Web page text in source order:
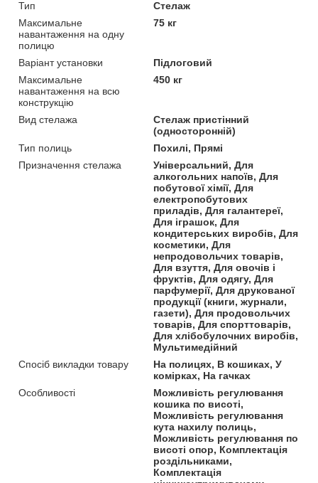
Тип
Стелаж
Максимальне
навантаження на одну
полицю
75 кг
Варіант установки
Підлоговий
Максимальне
навантаження на всю
конструкцію
450 кг
Вид стелажа
Стелаж пристінний
(односторонній)
Тип полиць
Похилі, Прямі
Призначення стелажа
Універсальний, Для
алкогольних напоїв, Для
побутової хімії, Для
електропобутових
приладів, Для галантереї,
Для іграшок, Для
кондитерських виробів, Для
косметики, Для
непродовольчих товарів,
Для взуття, Для овочів і
фруктів, Для одягу, Для
парфумерії, Для друкованої
продукції (книги, журнали,
газети), Для продовольчих
товарів, Для спорттоварів,
Для хлібобулочних виробів,
Мультимедійний
Спосіб викладки товару
На полицях, В кошиках, У
комірках, На гачках
Особливості
Можливість регулювання
кошика по висоті,
Можливість регулювання
кута нахилу полиць,
Можливість регулювання по
висоті опор, Комплектація
роздільниками,
Комплектація